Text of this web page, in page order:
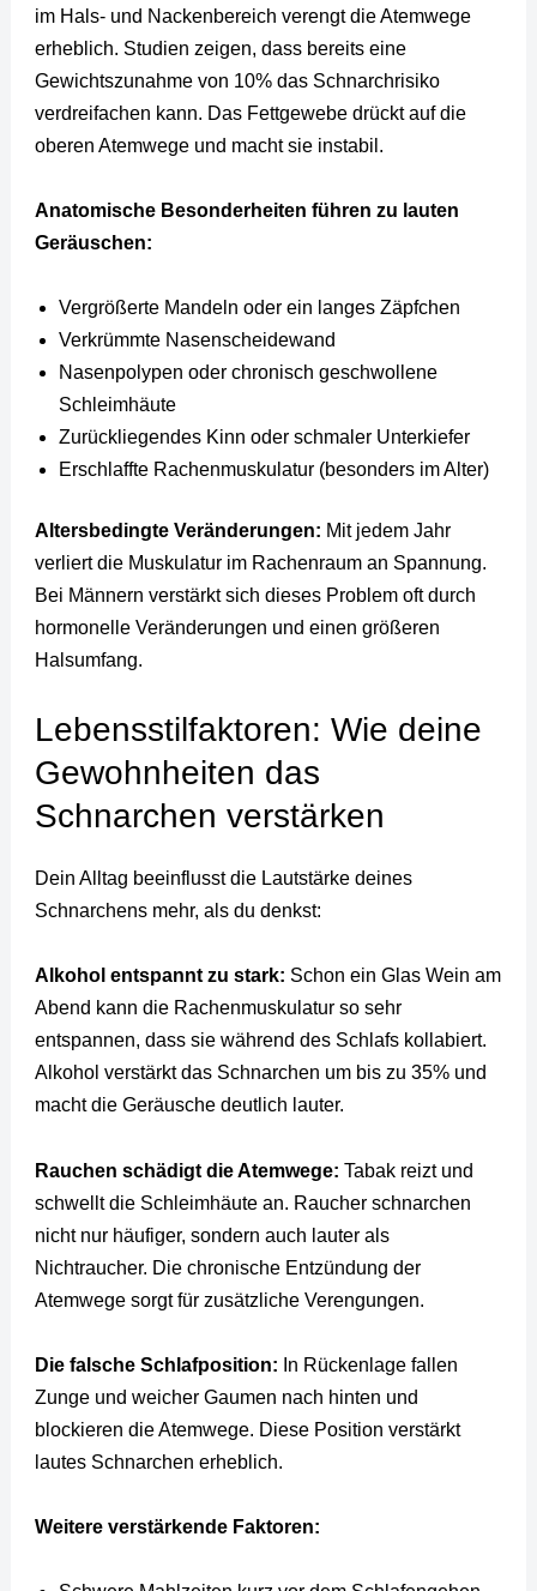
im Hals- und Nackenbereich verengt die Atemwege
erheblich. Studien zeigen, dass bereits eine
Gewichtszunahme von 10% das Schnarchrisiko
verdreifachen kann. Das Fettgewebe drückt auf die
oberen Atemwege und macht sie instabil.
Anatomische Besonderheiten führen zu lauten
Geräuschen:
Vergrößerte Mandeln oder ein langes Zäpfchen
Verkrümmte Nasenscheidewand
Nasenpolypen oder chronisch geschwollene
Schleimhäute
Zurückliegendes Kinn oder schmaler Unterkiefer
Erschlaffte Rachenmuskulatur (besonders im Alter)
Altersbedingte Veränderungen: Mit jedem Jahr
verliert die Muskulatur im Rachenraum an Spannung.
Bei Männern verstärkt sich dieses Problem oft durch
hormonelle Veränderungen und einen größeren
Halsumfang.
Lebensstilfaktoren: Wie deine
Gewohnheiten das
Schnarchen verstärken
Dein Alltag beeinflusst die Lautstärke deines
Schnarchens mehr, als du denkst:
Alkohol entspannt zu stark: Schon ein Glas Wein am
Abend kann die Rachenmuskulatur so sehr
entspannen, dass sie während des Schlafs kollabiert.
Alkohol verstärkt das Schnarchen um bis zu 35% und
macht die Geräusche deutlich lauter.
Rauchen schädigt die Atemwege: Tabak reizt und
schwellt die Schleimhäute an. Raucher schnarchen
nicht nur häufiger, sondern auch lauter als
Nichtraucher. Die chronische Entzündung der
Atemwege sorgt für zusätzliche Verengungen.
Die falsche Schlafposition: In Rückenlage fallen
Zunge und weicher Gaumen nach hinten und
blockieren die Atemwege. Diese Position verstärkt
lautes Schnarchen erheblich.
Weitere verstärkende Faktoren: